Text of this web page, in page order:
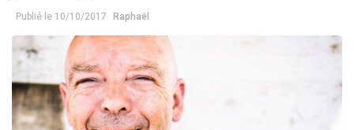
Publié le 10/10/2017 Raphaël